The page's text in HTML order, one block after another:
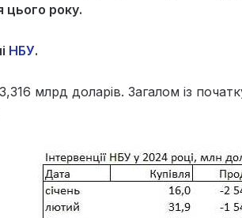
цього року.
НБУ.
млрд доларів. Загалом із